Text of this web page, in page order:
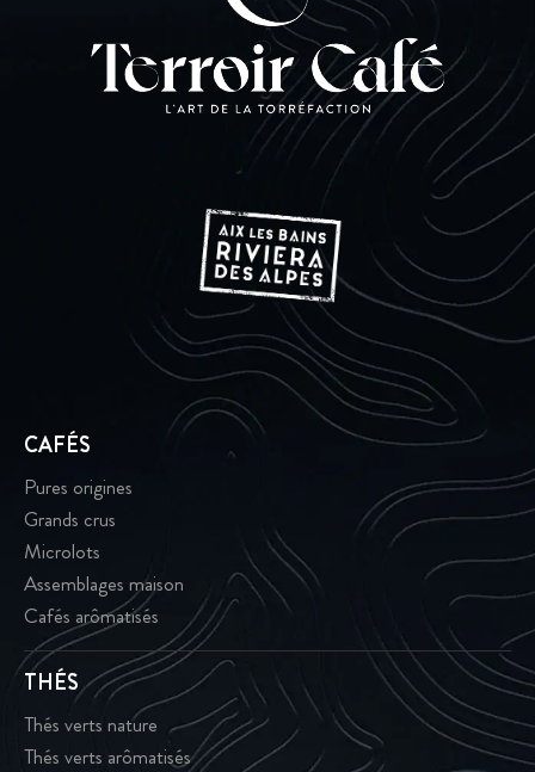
CAFÉS
Pures origines
Grands crus
Microlots
Assemblages maison
Cafés arômatisés
THÉS
Thés verts nature
Thés verts arômatisés